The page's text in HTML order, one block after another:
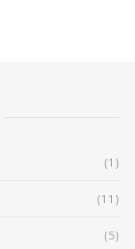
(1)
(11)
(5)